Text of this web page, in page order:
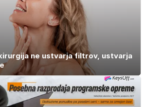
ne ustvarja filtrov, ustvarja